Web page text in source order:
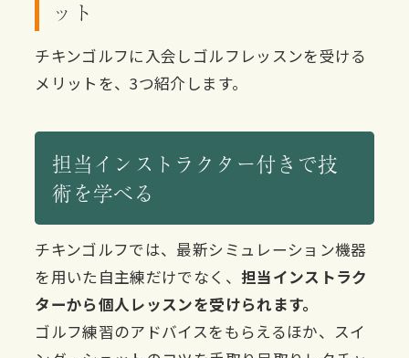
ット
チキンゴルフに入会しゴルフレッスンを受ける
メリットを、3つ紹介します。
担当インストラクター付きで技
術を学べる
チキンゴルフでは、最新シミュレーション機器
を用いた自主練だけでなく、 担当インストラク
ターから個人レッスンを受けられます。
ゴルフ練習のアドバイスをもらえるほか、スイ